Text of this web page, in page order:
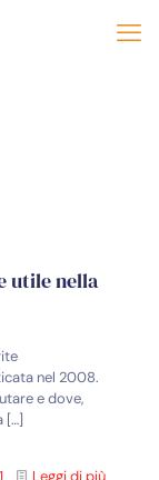
utile nella
nel 2008.
e dove,
[…]
1 Leggi di più